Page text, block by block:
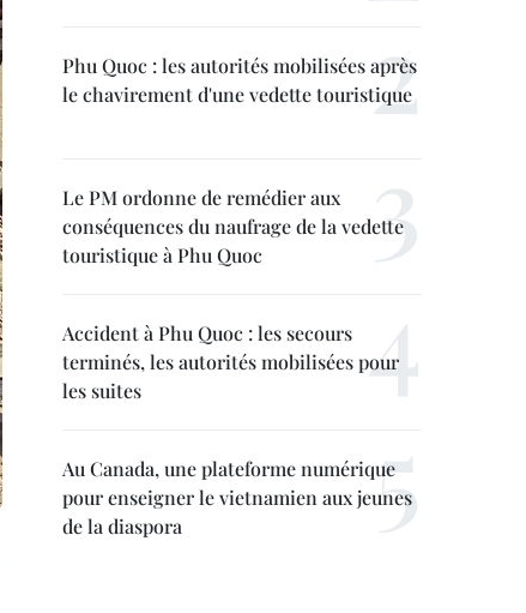
Phu Quoc : les autorités mobilisées après
le chavirement d'une vedette touristique
Le PM ordonne de remédier aux
conséquences du naufrage de la vedette
touristique à Phu Quoc
Accident à Phu Quoc : les secours
terminés, les autorités mobilisées pour
les suites
Au Canada, une plateforme numérique
pour enseigner le vietnamien aux jeunes
de la diaspora